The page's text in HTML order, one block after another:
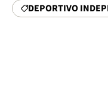
DEPORTIVO